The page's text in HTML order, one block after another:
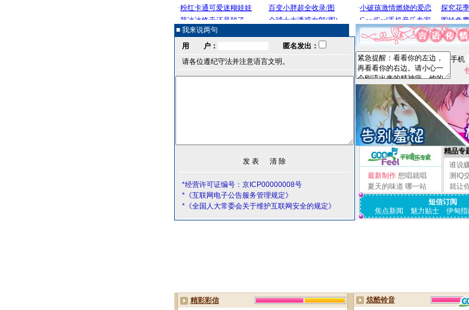
■ 我来说两句
用 户：
匿名发出：
请各位遵纪守法并注意语言文明。
*经营许可证编号：京ICP00000008号
*《互联网电子公告服务管理规定》
*《全国人大常委会关于维护互联网安全的规定》
手机
最新制作 想唱就唱
夏天的味道 哪一站
精品专
谁说
测IQ
就让
短信订阅
焦点新闻
魅力贴士 伊甸